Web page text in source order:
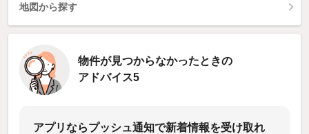
地図から探す
物件が見つからなかったときの
アドバイス5
アプリならプッシュ通知で新着情報を受け取れ